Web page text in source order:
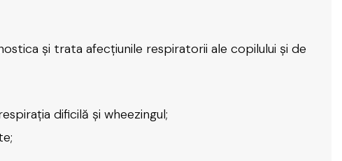
și trata afecțiunile respiratorii ale copilului și de
dificilă și wheezingul;